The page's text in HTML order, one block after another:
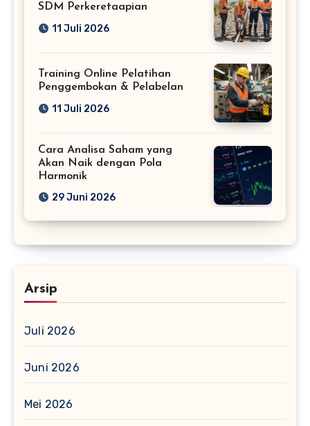
SDM Perkeretaapian
11 Juli 2026
Training Online Pelatihan
Penggembokan & Pelabelan
11 Juli 2026
Cara Analisa Saham yang
Akan Naik dengan Pola
Harmonik
29 Juni 2026
Arsip
Juli 2026
Juni 2026
Mei 2026